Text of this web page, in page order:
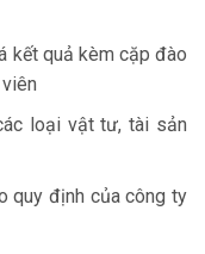
kết quả kèm cặp đào
loại vật tư, tài sản
quy định của công ty